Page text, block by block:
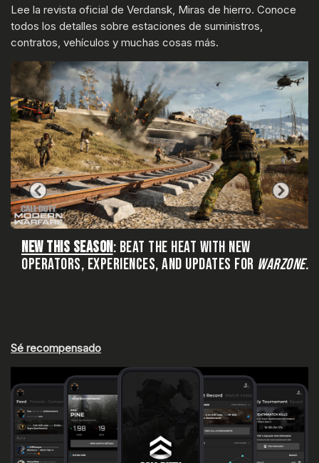
Lee la revista oficial de Verdansk, Miras de hierro. Conoce
todos los detalles sobre estaciones de suministros,
contratos, vehículos y muchas cosas más.
NEW THIS SEASON: BEAT THE HEAT WITH NEW
OPERATORS, EXPERIENCES, AND UPDATES FOR WARZONE.
Sé recompensado